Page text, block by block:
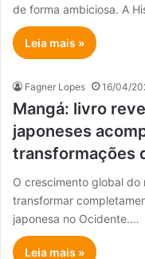
de forma ambiciosa. A
Leia mais »
Fagner Lopes 16/04/
Mangá: livro
japoneses
transformações
O crescimento global do
transformar
japonesa no Ocidente.…
Leia mais »